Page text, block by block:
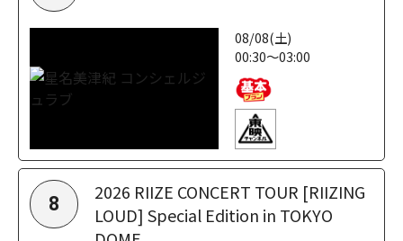
08/08(土)
00:30～03:00
8
2026 RIIZE CONCERT TOUR [RIIZING
LOUD] Special Edition in TOKYO